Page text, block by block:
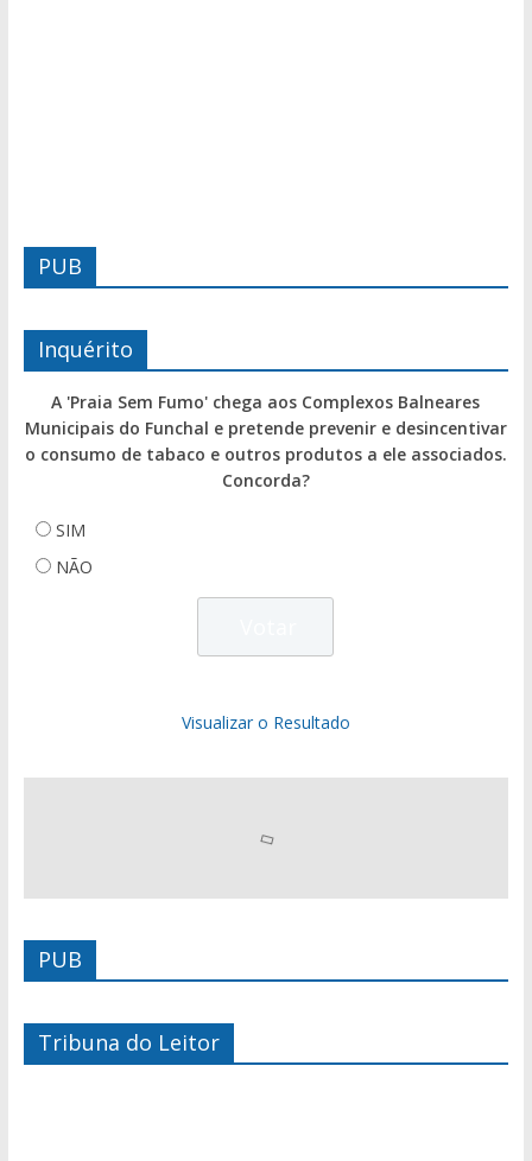
PUB
Inquérito
A 'Praia Sem Fumo' chega aos Complexos Balneares
Municipais do Funchal e pretende prevenir e desincentivar
o consumo de tabaco e outros produtos a ele associados.
Concorda?
SIM
NÃO
Visualizar o Resultado
PUB
Tribuna do Leitor